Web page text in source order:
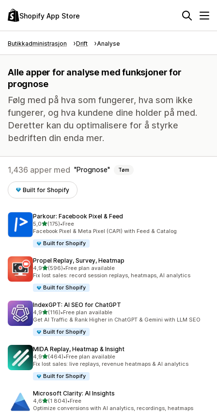
Shopify App Store
Butikkadministrasjon Drift Analyse
Alle apper for analyse med funksjoner for
prognose
Følg med på hva som fungerer, hva som ikke
fungerer, og hva kundene dine holder på med.
Deretter kan du optimalisere for å styrke
bedriften din enda mer.
1,436 apper med Prognose Tøm
Built for Shopify
Parkour: Facebook Pixel & Feed
5,0av 5 stjerner
(175)
Totalt 175 omtaler
•Free
Facebook Pixel & Meta Pixel (CAPI) with Feed & Catalog
Built for Shopify
Propel Replay, Survey, Heatmap
4,9av 5 stjerner
(596)
Totalt 596 omtaler
•Free plan available
Fix lost sales: record session replays, heatmaps, AI analytics
Built for Shopify
IndexGPT: AI SEO for ChatGPT
4,9av 5 stjerner
(116)
Totalt 116 omtaler
•Free plan available
Get AI Traffic & Rank Higher in ChatGPT & Gemini with LLM SEO
Built for Shopify
MIDA Replay, Heatmap & Insight
4,9av 5 stjerner
(464)
Totalt 464 omtaler
•Free plan available
Fix lost sales: live replays, revenue heatmaps & AI analytics
Built for Shopify
Microsoft Clarity: AI Insights
4,6av 5 stjerner
(1 804)
Totalt 1804 omtaler
•Free
Optimize conversions with AI analytics, recordings, heatmaps